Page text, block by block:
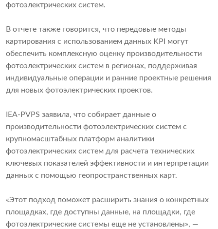
фотоэлектрических систем.
В отчете также говорится, что передовые методы
картирования с использованием данных KPI могут
обеспечить комплексную оценку производительности
фотоэлектрических систем в регионах, поддерживая
индивидуальные операции и ранние проектные решения
для новых фотоэлектрических проектов.
IEA-PVPS заявила, что собирает данные о
производительности фотоэлектрических систем с
крупномасштабных платформ аналитики
фотоэлектрических систем для расчета технических
ключевых показателей эффективности и интерпретации
данных с помощью геопространственных карт.
«Этот подход поможет расширить знания о конкретных
площадках, где доступны данные, на площадки, где
фотоэлектрические системы еще не установлены», —